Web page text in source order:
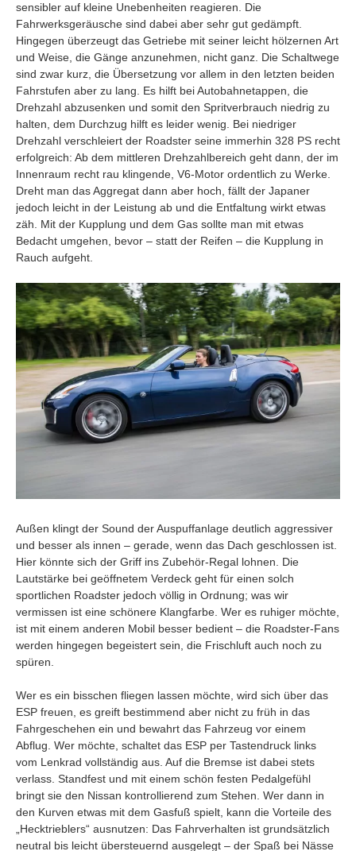
sensibler auf kleine Unebenheiten reagieren. Die
Fahrwerksgeräusche sind dabei aber sehr gut gedämpft.
Hingegen überzeugt das Getriebe mit seiner leicht hölzernen Art
und Weise, die Gänge anzunehmen, nicht ganz. Die Schaltwege
sind zwar kurz, die Übersetzung vor allem in den letzten beiden
Fahrstufen aber zu lang. Es hilft bei Autobahnetappen, die
Drehzahl abzusenken und somit den Spritverbrauch niedrig zu
halten, dem Durchzug hilft es leider wenig. Bei niedriger
Drehzahl verschleiert der Roadster seine immerhin 328 PS recht
erfolgreich: Ab dem mittleren Drehzahlbereich geht dann, der im
Innenraum recht rau klingende, V6-Motor ordentlich zu Werke.
Dreht man das Aggregat dann aber hoch, fällt der Japaner
jedoch leicht in der Leistung ab und die Entfaltung wirkt etwas
zäh. Mit der Kupplung und dem Gas sollte man mit etwas
Bedacht umgehen, bevor – statt der Reifen – die Kupplung in
Rauch aufgeht.
Außen klingt der Sound der Auspuffanlage deutlich aggressiver
und besser als innen – gerade, wenn das Dach geschlossen ist.
Hier könnte sich der Griff ins Zubehör-Regal lohnen. Die
Lautstärke bei geöffnetem Verdeck geht für einen solch
sportlichen Roadster jedoch völlig in Ordnung; was wir
vermissen ist eine schönere Klangfarbe. Wer es ruhiger möchte,
ist mit einem anderen Mobil besser bedient – die Roadster-Fans
werden hingegen begeistert sein, die Frischluft auch noch zu
spüren.
Wer es ein bisschen fliegen lassen möchte, wird sich über das
ESP freuen, es greift bestimmend aber nicht zu früh in das
Fahrgeschehen ein und bewahrt das Fahrzeug vor einem
Abflug. Wer möchte, schaltet das ESP per Tastendruck links
vom Lenkrad vollständig aus. Auf die Bremse ist dabei stets
verlass. Standfest und mit einem schön festen Pedalgefühl
bringt sie den Nissan kontrollierend zum Stehen. Wer dann in
den Kurven etwas mit dem Gasfuß spielt, kann die Vorteile des
„Hecktrieblers“ ausnutzen: Das Fahrverhalten ist grundsätzlich
neutral bis leicht übersteuernd ausgelegt – der Spaß bei Nässe